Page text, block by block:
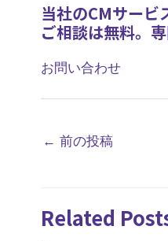
当社のCMサービ
ご相談は無料。
お問い合わせ
← 前の投稿
Related